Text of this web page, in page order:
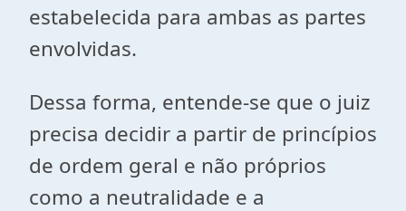
estabelecida para ambas as partes
envolvidas.
Dessa forma, entende-se que o juiz
precisa decidir a partir de princípios
de ordem geral e não próprios
como a neutralidade e a